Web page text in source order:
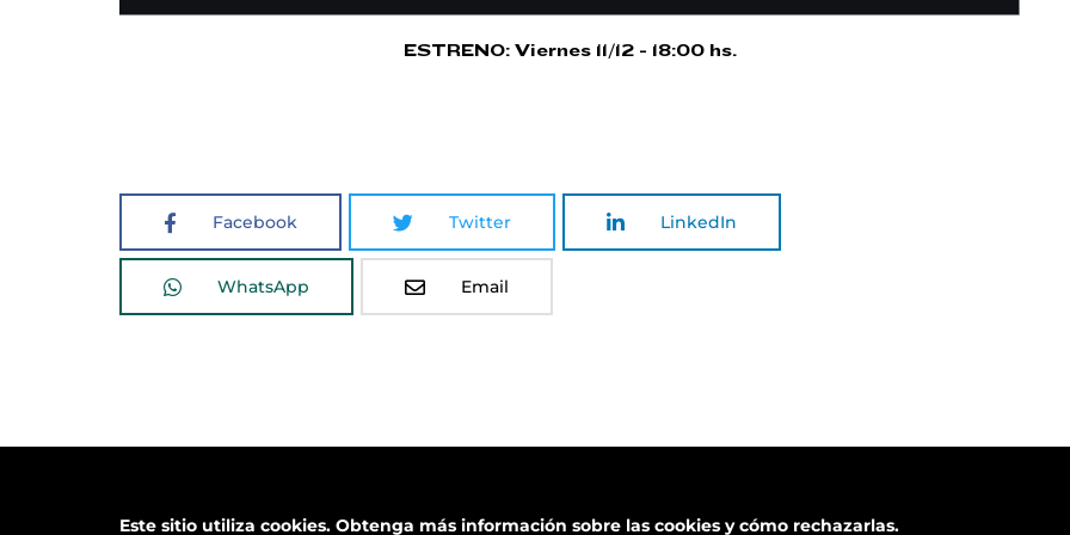
ESTRENO: Viernes 11/12 - 18:00 hs.
Facebook Twitter LinkedIn
WhatsApp Email
Este sitio utiliza cookies. Obtenga más información sobre las cookies y cómo rechazarlas.